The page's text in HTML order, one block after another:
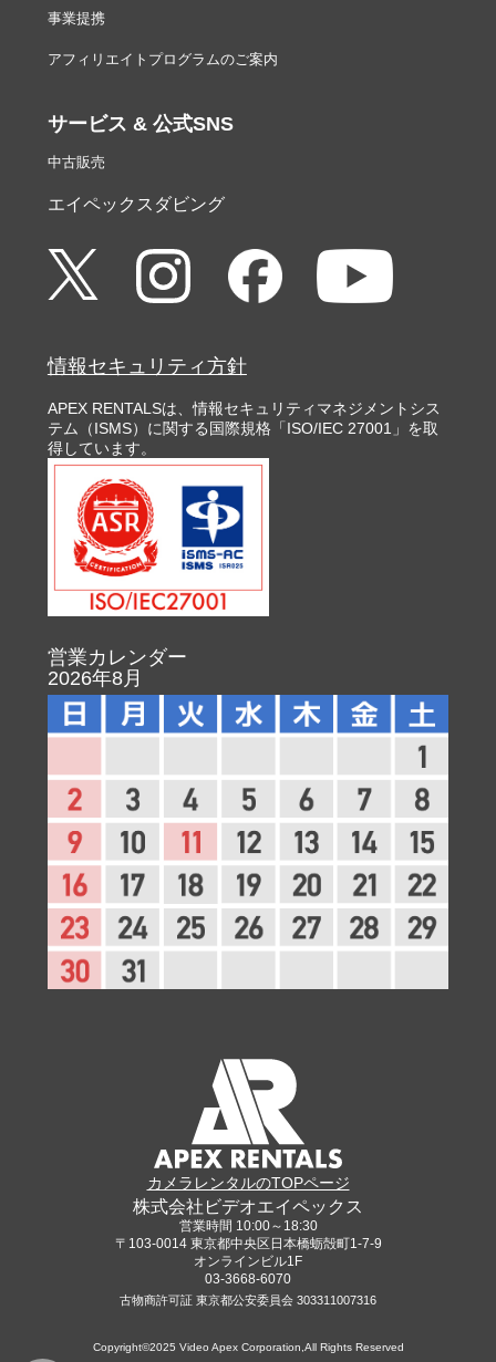
事業提携
アフィリエイトプログラムのご案内
サービス & 公式SNS
中古販売
エイペックスダビング
情報セキュリティ方針
APEX RENTALSは、情報セキュリティマネジメントシス
テム（ISMS）に関する国際規格「ISO/IEC 27001」を取
得しています。
カメラレンタルのTOPページ
株式会社ビデオエイペックス
営業時間 10:00～18:30
〒103-0014 東京都中央区日本橋蛎殻町1-7-9
オンラインビル1F
03-3668-6070
古物商許可証 東京都公安委員会 303311007316
営業カレンダー
2026年8月
Copyright©2025 Video Apex Corporation,All Rights Reserved